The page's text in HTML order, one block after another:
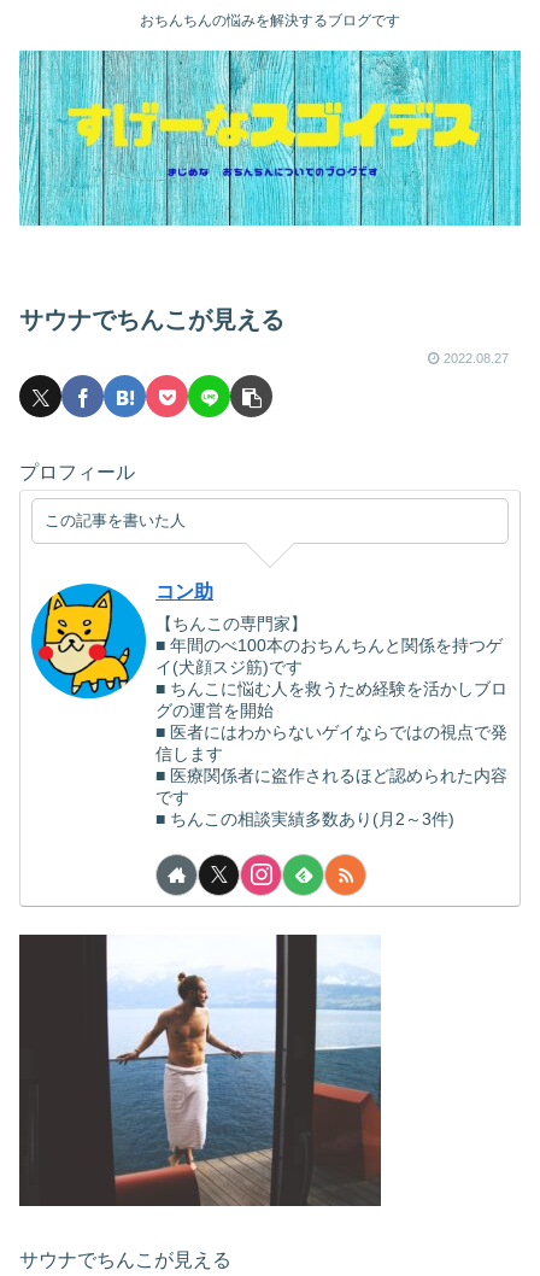
おちんちんの悩みを解決するブログです
サウナでちんこが見える
2022.08.27
プロフィール
この記事を書いた人
コン助
【ちんこの専門家】
■ 年間のべ100本のおちんちんと関係を持つゲ
イ(犬顔スジ筋)です
■ ちんこに悩む人を救うため経験を活かしブロ
グの運営を開始
■ 医者にはわからないゲイならではの視点で発
信します
■ 医療関係者に盗作されるほど認められた内容
です
■ ちんこの相談実績多数あり(月2～3件)
サウナでちんこが見える